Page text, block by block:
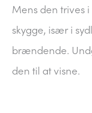
Mens den trives
skygge, især i
brændende.
den til at visne.